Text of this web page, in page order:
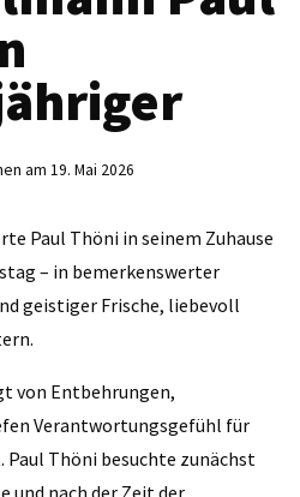
am 19. Mai 2026
Paul Thöni in seinem Zuhause
– in bemerkenswerter
geistiger Frische, liebevoll
von Entbehrungen,
Verantwortungsgefühl für
Paul Thöni besuchte zunächst
und nach der Zeit der